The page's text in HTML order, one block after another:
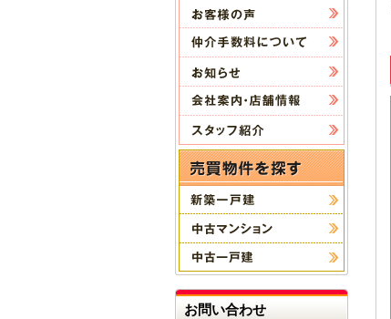
お問い合わせ